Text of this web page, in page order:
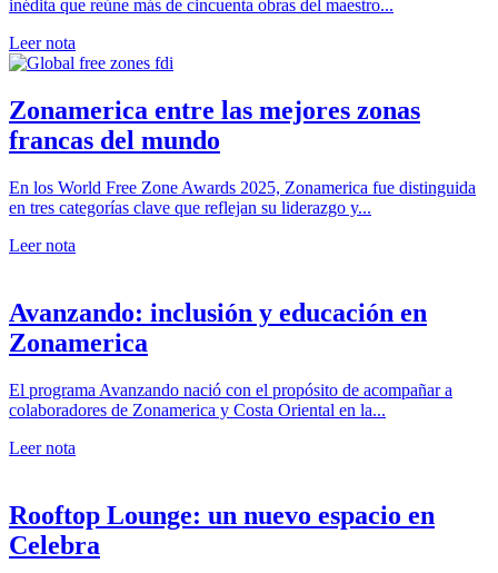
inédita que reúne más de cincuenta obras del maestro...
Leer nota
Zonamerica entre las mejores zonas
francas del mundo
En los World Free Zone Awards 2025, Zonamerica fue distinguida
en tres categorías clave que reflejan su liderazgo y...
Leer nota
Avanzando: inclusión y educación en
Zonamerica
El programa Avanzando nació con el propósito de acompañar a
colaboradores de Zonamerica y Costa Oriental en la...
Leer nota
Rooftop Lounge: un nuevo espacio en
Celebra